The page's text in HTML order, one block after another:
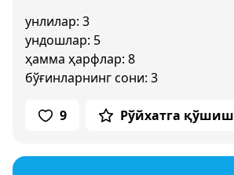
унлилар: 3
ундошлар: 5
ҳамма ҳарфлар: 8
бўғинларнинг сони: 3
9 Рўйхатга қўшиш